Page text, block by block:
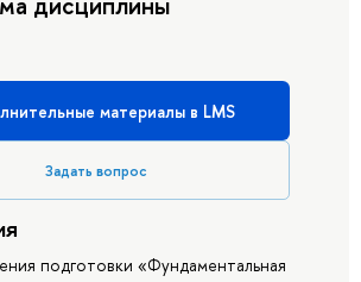
материалы в LMS
Задать вопрос
подготовки «Фундаментальная